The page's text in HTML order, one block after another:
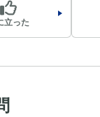
立った